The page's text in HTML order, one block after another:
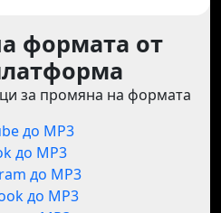
формата от
за промяна на формата
до MP3
до MP3
до MP3
до MP3